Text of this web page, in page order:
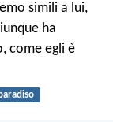
simili a lui,
ha
come egli è